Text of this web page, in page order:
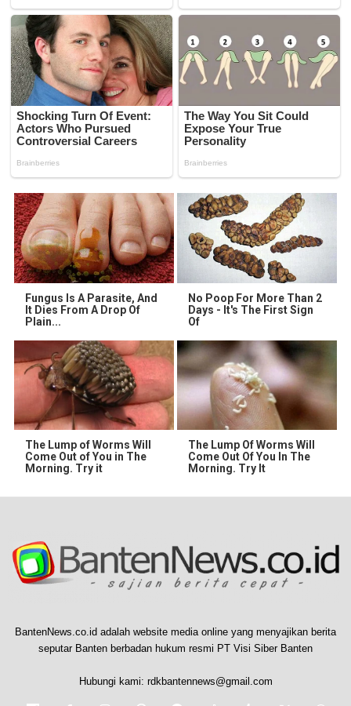
Fungus Is A Parasite, And
It Dies From A Drop Of
Plain...
No Poop For More Than 2
Days - It's The First Sign
Of
The Lump of Worms Will
Come Out of You in The
Morning. Try it
The Lump Of Worms Will
Come Out Of You In The
Morning. Try It
BantenNews.co.id adalah website media online yang menyajikan berita
seputar Banten berbadan hukum resmi PT Visi Siber Banten
Hubungi kami: rdkbantennews@gmail.com